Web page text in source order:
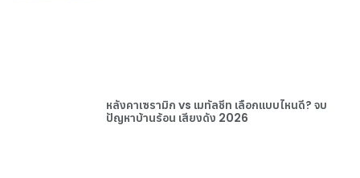
หลังคาเซรามิก vs เมทัลชีท เลือกแบบไหนดี? จบ
ปัญหาบ้านร้อน เสียงดัง 2026